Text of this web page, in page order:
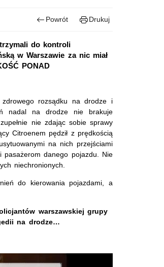
Powrót Drukuj
do kontroli
w Warszawie za nic miał
PONAD
rozsądku na drodze i
nadal na drodze nie brakuje
nie zdając sobie sprawy
Citroenem pędził z prędkością
na nich przejściami
danego pojazdu. Nie
niechronionych.
do kierowania pojazdami, a
warszawskiej grupy
na drodze…